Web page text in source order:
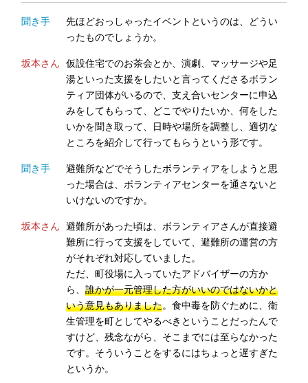
聞き手
先ほどおっしゃったイベントというのは、どうい
ったものでしょうか。
坂本さん 仮設住宅でのお茶会とか、演劇、マッサージや足
湯といった支援をしたいと言ってくださるボラン
ティア団体がいるので、支え合いセンターに申込
みをしてもらって、どこでやりたいか、何をした
いかを聞き取って、日時や場所を調整し、適切な
ところを紹介して行ってもらうという形です。
聞き手
避難所などでそうしたボランティアをしようと思
った場合は、ボランティアセンターを通さないと
いけないのですか。
坂本さん 避難所があった頃は、ボランティアさんが直接避
難所に行って支援をしていて、避難所の運営の方
がそれぞれ対応していました。
ただ、町役場に入っていたアドバイザーの方か
ら、誰かが一元管理した方がいいのではないかと
いう意見もありました。食中毒を防ぐために、衛
生管理を町としてやるべきということだったんで
すけど、残念ながら、そこまでには至らなかった
です。そういうことをするにはちょっと遅すぎた
というか。